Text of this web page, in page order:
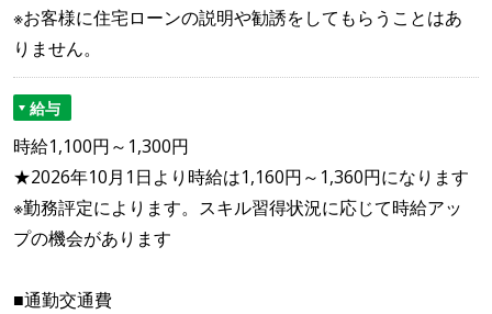
※お客様に住宅ローンの説明や勧誘をしてもらうことはあ
りません。
給与
時給1,100円～1,300円
★2026年10月1日より時給は1,160円～1,360円になります
※勤務評定によります。スキル習得状況に応じて時給アッ
プの機会があります
■通勤交通費